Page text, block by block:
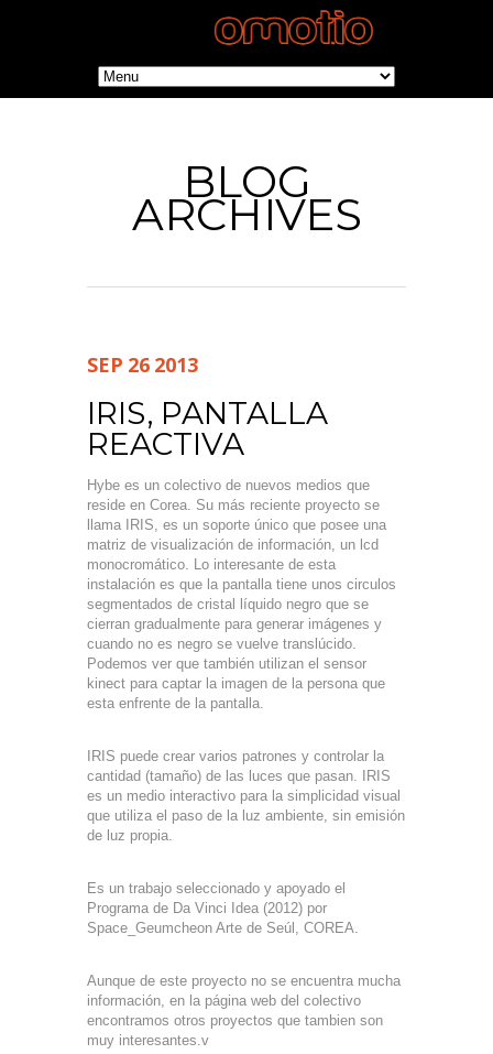
BLOG
ARCHIVES
SEP 26 2013
IRIS, PANTALLA
REACTIVA
Hybe es un colectivo de nuevos medios que
reside en Corea. Su más reciente proyecto se
llama IRIS, es un soporte único que posee una
matriz de visualización de información, un lcd
monocromático. Lo interesante de esta
instalación es que la pantalla tiene unos circulos
segmentados de cristal líquido negro que se
cierran gradualmente para generar imágenes y
cuando no es negro se vuelve translúcido.
Podemos ver que también utilizan el sensor
kinect para captar la imagen de la persona que
esta enfrente de la pantalla.
IRIS puede crear varios patrones y controlar la
cantidad (tamaño) de las luces que pasan. IRIS
es un medio interactivo para la simplicidad visual
que utiliza el paso de la luz ambiente, sin emisión
de luz propia.
Es un trabajo seleccionado y apoyado el
Programa de Da Vinci Idea (2012) por
Space_Geumcheon Arte de Seúl, COREA.
Aunque de este proyecto no se encuentra mucha
información, en la página web del colectivo
encontramos otros proyectos que tambien son
muy interesantes.v